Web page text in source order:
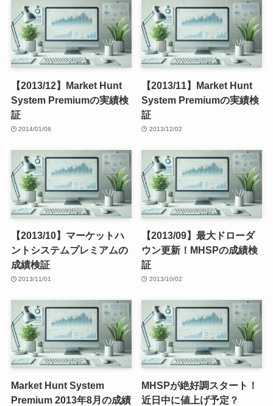
【2013/12】Market Hunt
System Premiumの実績検
証
2014/01/06
【2013/11】Market Hunt
System Premiumの実績検
証
2013/12/02
【2013/10】マーケットハ
ントシステムプレミアムの
成績検証
2013/11/01
【2013/09】最大ドローダ
ウン更新！MHSPの成績検
証
2013/10/02
Market Hunt System
Premium 2013年8月の成績
MHSPが絶好調スタート！
近日中に値上げ予定？